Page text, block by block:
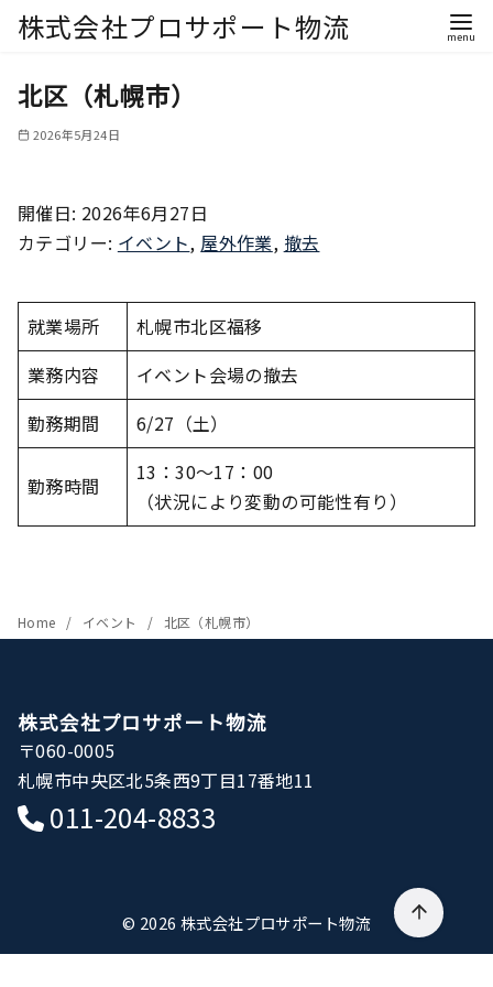
株式会社プロサポート物流
北区（札幌市）
2026年5月24日
開催日: 2026年6月27日
カテゴリー: イベント, 屋外作業, 撤去
就業場所
札幌市北区福移
業務内容
イベント会場の撤去
勤務期間
6/27（土）
勤務時間
13：30～17：00
（状況により変動の可能性有り）
Home イベント 北区（札幌市）
株式会社プロサポート物流
〒060-0005
札幌市中央区北5条西9丁目17番地11
011-204-8833
© 2026 株式会社プロサポート物流